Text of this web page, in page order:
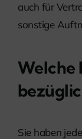
auch für
sonstige
Welche
Sie haben